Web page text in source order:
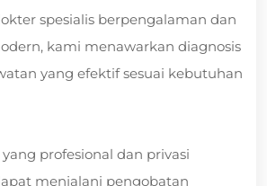
spesialis berpengalaman dan
kami menawarkan diagnosis
yang efektif sesuai kebutuhan
profesional dan privasi
menjalani pengobatan